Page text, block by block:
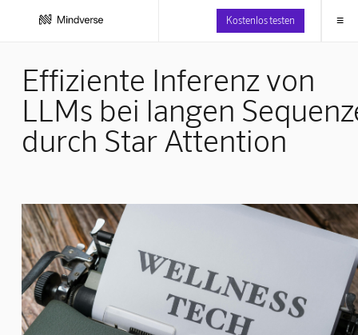
Kostenlos testen ≡
Effiziente Inferenz von
LLMs bei langen
durch Star Attention